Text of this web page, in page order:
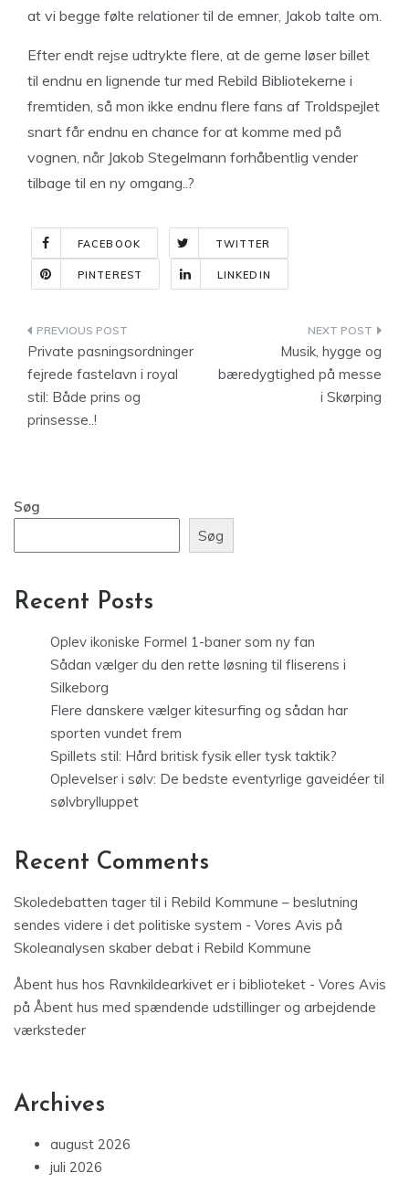
at vi begge følte relationer til de emner, Jakob talte om.
Efter endt rejse udtrykte flere, at de gerne løser billet
til endnu en lignende tur med Rebild Bibliotekerne i
fremtiden, så mon ikke endnu flere fans af Troldspejlet
snart får endnu en chance for at komme med på
vognen, når Jakob Stegelmann forhåbentlig vender
tilbage til en ny omgang..?
FACEBOOK TWITTER
PINTEREST LINKEDIN
Indlægsnavigation
Private pasningsordninger
fejrede fastelavn i royal
stil: Både prins og
prinsesse..!
Musik, hygge og
bæredygtighed på messe
i Skørping
Søg
Søg
Recent Posts
Oplev ikoniske Formel 1-baner som ny fan
Sådan vælger du den rette løsning til fliserens i
Silkeborg
Flere danskere vælger kitesurfing og sådan har
sporten vundet frem
Spillets stil: Hård britisk fysik eller tysk taktik?
Oplevelser i sølv: De bedste eventyrlige gaveidéer til
sølvbrylluppet
Recent Comments
Skoledebatten tager til i Rebild Kommune – beslutning
sendes videre i det politiske system - Vores Avis på
Skoleanalysen skaber debat i Rebild Kommune
Åbent hus hos Ravnkildearkivet er i biblioteket - Vores Avis
på Åbent hus med spændende udstillinger og arbejdende
værksteder
Archives
august 2026
juli 2026